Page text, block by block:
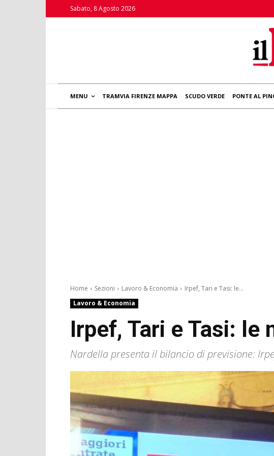
Sabato, 8 Agosto 2026
MENU TRAMVIA FIRENZE MAPPA SCUDO VERDE PONTE AL
Home Sezioni Lavoro & Economia
Irpef, Tari e Tasi: le...
Lavoro & Economia
Irpef, Tari e Tasi: le
Nardella presenta il bilancio di previsione: